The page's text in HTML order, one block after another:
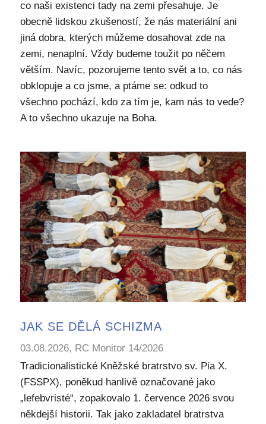
co naši existenci tady na zemi přesahuje. Je
obecně lidskou zkušeností, že nás materiální ani
jiná dobra, kterých můžeme dosahovat zde na
zemi, nenaplní. Vždy budeme toužit po něčem
větším. Navíc, pozorujeme tento svět a to, co nás
obklopuje a co jsme, a ptáme se: odkud to
všechno pochází, kdo za tím je, kam nás to vede?
A to všechno ukazuje na Boha.
JAK SE DĚLÁ SCHIZMA
03.08.2026, RC Monitor 14/2026
Tradicionalistické Kněžské bratrstvo sv. Pia X.
(FSSPX), poněkud hanlivě označované jako
„lefebvristé“, zopakovalo 1. července 2026 svou
někdejší historii. Tak jako zakladatel bratrstva